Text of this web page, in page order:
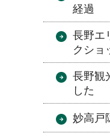
経過
長野エ
クショ
長野観
した
妙高戸